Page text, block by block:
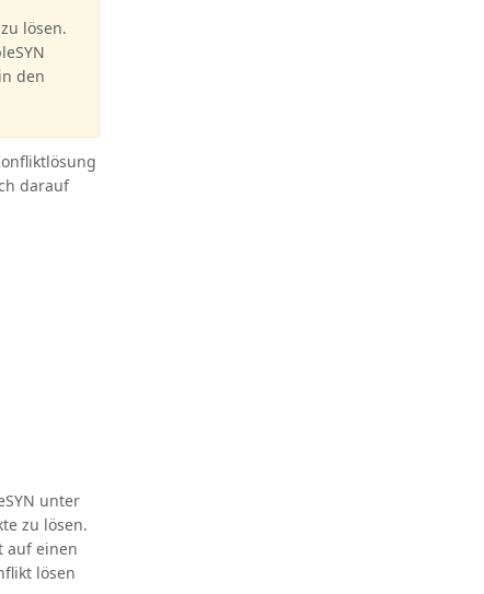
lösen.
den
darauf
unter
zu lösen.
auf einen
lösen